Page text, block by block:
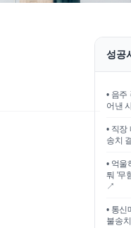
성공
• 음주
어낸
• 직장
송치
• 억울
퉈 '무
↗
• 통신
불송